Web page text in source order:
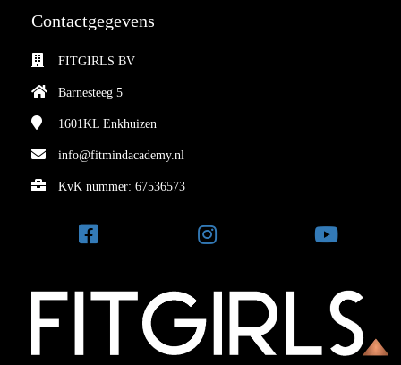
Contactgegevens
FITGIRLS BV
Barnesteeg 5
1601KL Enkhuizen
info@fitmindacademy.nl
KvK nummer: 67536573